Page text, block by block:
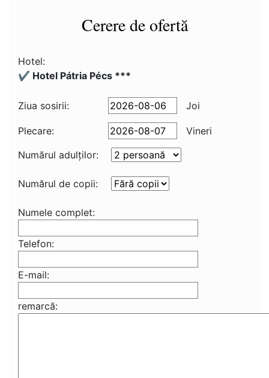
Cerere de ofertă
Hotel:
✔️ Hotel Pátria Pécs ***
Ziua sosirii: Joi
Plecare:
Vineri
Numărul adulţilor:
Numărul de copii:
Numele complet:
Telefon:
E-mail:
remarcă: